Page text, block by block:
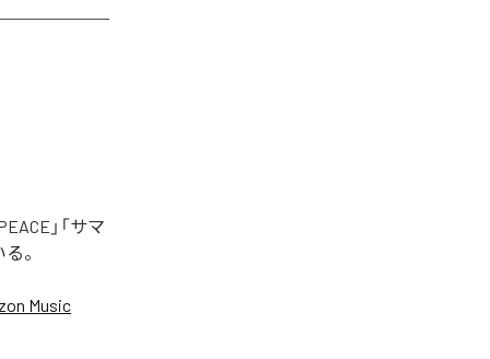
」「サマ
。
Music